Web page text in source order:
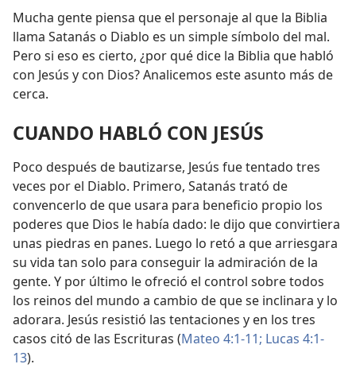
Mucha gente piensa que el personaje al que la Biblia
llama Satanás o Diablo es un simple símbolo del mal.
Pero si eso es cierto, ¿por qué dice la Biblia que habló
con Jesús y con Dios? Analicemos este asunto más de
cerca.
CUANDO HABLÓ CON JESÚS
Poco después de bautizarse, Jesús fue tentado tres
veces por el Diablo. Primero, Satanás trató de
convencerlo de que usara para beneficio propio los
poderes que Dios le había dado: le dijo que convirtiera
unas piedras en panes. Luego lo retó a que arriesgara
su vida tan solo para conseguir la admiración de la
gente. Y por último le ofreció el control sobre todos
los reinos del mundo a cambio de que se inclinara y lo
adorara. Jesús resistió las tentaciones y en los tres
casos citó de las Escrituras (Mateo 4:1-11; Lucas 4:1-
13).